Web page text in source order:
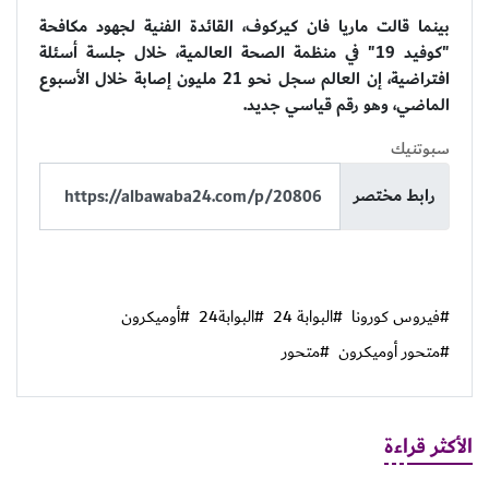
بينما قالت ماريا فان كيركوف، القائدة الفنية لجهود مكافحة
"كوفيد 19" في منظمة الصحة العالمية، خلال جلسة أسئلة
افتراضية، إن العالم سجل نحو 21 مليون إصابة خلال الأسبوع
الماضي، وهو رقم قياسي جديد.
سبوتنيك
رابط مختصر
#فيروس كورونا #البوابة 24 #البوابة24
#أوميكرون
#متحور أوميكرون #متحور
الأكثر قراءة